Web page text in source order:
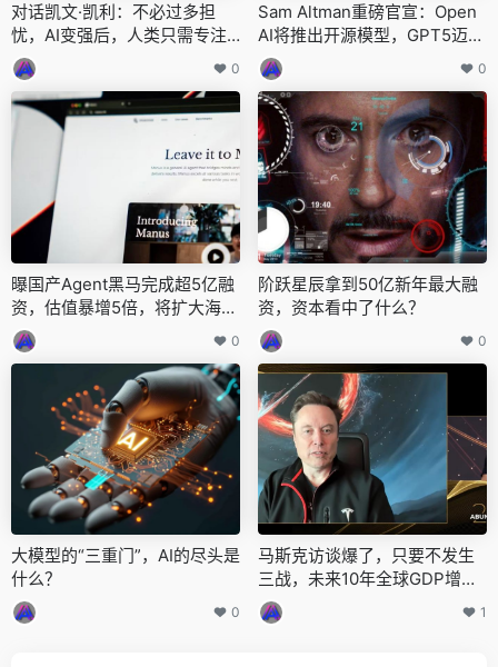
对话凯文·凯利：不必过多担
忧，AI变强后，人类只需专注
于“玩”
0
Sam Altman重磅官宣：Open
AI将推出开源模型，GPT5迈向
完全多模态（万字完整实录） 0
曝国产Agent黑马完成超5亿融
资，估值暴增5倍，将扩大海外
市场
0
阶跃星辰拿到50亿新年最大融
资，资本看中了什么？
0
大模型的“三重门”，AI的尽头是
什么？
0
马斯克访谈爆了，只要不发生
三战，未来10年全球GDP增长1
0倍，在AI面前，人类终将被边
缘化
1